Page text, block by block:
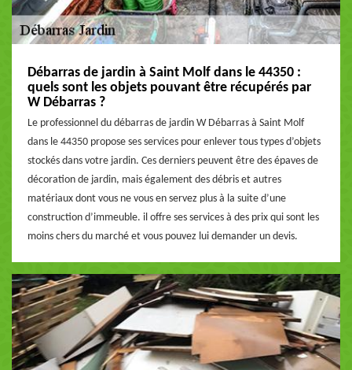
Débarras de jardin à Saint Molf dans le 44350 :
quels sont les objets pouvant être récupérés par
W Débarras ?
Le professionnel du débarras de jardin W Débarras à Saint Molf
dans le 44350 propose ses services pour enlever tous types d’objets
stockés dans votre jardin. Ces derniers peuvent être des épaves de
décoration de jardin, mais également des débris et autres
matériaux dont vous ne vous en servez plus à la suite d’une
construction d’immeuble. il offre ses services à des prix qui sont les
moins chers du marché et vous pouvez lui demander un devis.